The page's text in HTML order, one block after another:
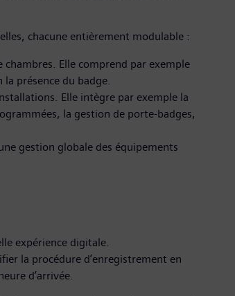
chacune entièrement modulable :
Elle comprend par exemple
présence du badge.
Elle intègre par exemple la
la gestion de porte-badges,
gestion globale des équipements
expérience digitale.
la procédure d’enregistrement en
d’arrivée.